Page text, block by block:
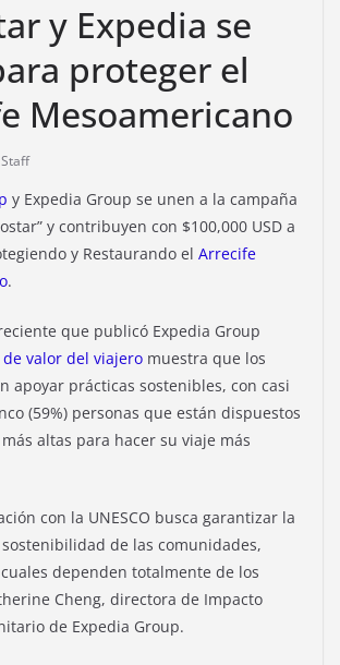
y Expedia se
proteger el
Mesoamericano
Staff
y Expedia Group se unen a la campaña
y contribuyen con $100,000 USD a
y Restaurando el Arrecife
.
que publicó Expedia Group
valor del viajero muestra que los
apoyar prácticas sostenibles, con casi
(59%) personas que están dispuestos
altas para hacer su viaje más
con la UNESCO busca garantizar la
de las comunidades,
dependen totalmente de los
Cheng, directora de Impacto
de Expedia Group.